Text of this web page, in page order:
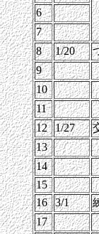
6
7
8
1/20
9
10
11
12
1/27
13
14
15
16
3/1
17